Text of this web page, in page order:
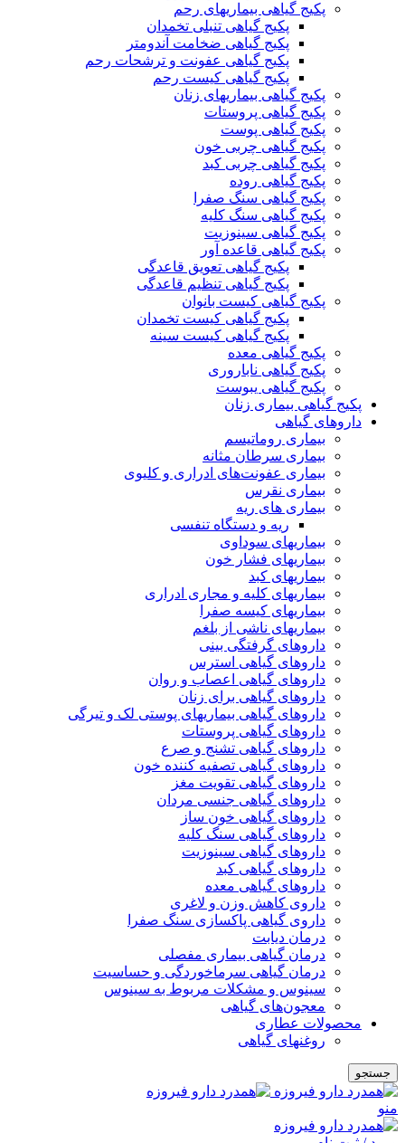
پکیج گیاهی بیماریهای رحم
پکیج گیاهی تنبلی تخمدان
پکیج گیاهی ضخامت آندومتر
پکیج گیاهی عفونت و ترشحات رحم
پکیج گیاهی کیست رحم
پکیج گیاهی بیماریهای زنان
پکیج گیاهی پروستات
پکیج گیاهی پوست
پکیج گیاهی چربی خون
پکیج گیاهی چربی کبد
پکیج گیاهی روده
پکیج گیاهی سنگ صفرا
پکیج گیاهی سنگ کلیه
پکیج گیاهی سینوزیت
پکیج گیاهی قاعده آور
پکیج گیاهی تعویق قاعدگی
پکیج گیاهی تنظیم قاعدگی
پکیج گیاهی کیست بانوان
پکیج گیاهی کیست تخمدان
پکیج گیاهی کیست سینه
پکیج گیاهی معده
پکیج گیاهی ناباروری
پکیج گیاهی یبوست
پکیج گیاهی بیماری زنان
داروهای گیاهی
بیماری روماتیسم
بیماری سرطان مثانه
بیماری عفونت‌های ادراری و کلیوی
بیماری نقرس
بیماری های ریه
ریه و دستگاه تنفسی
بیماریهای سوداوی
بیماریهای فشار خون
بیماریهای کبد
بیماریهای کلیه و مجاری ادراری
بیماریهای کیسه صفرا
بیماریهای ناشی از بلغم
داروهای گرفتگی بینی
داروهای گیاهی استرس
داروهای گیاهی اعصاب و روان
داروهای گیاهی برای زنان
داروهای گیاهی بیماریهای پوستی لک و تیرگی
داروهای گیاهی پروستات
داروهای گیاهی تشنج و صرع
داروهای گیاهی تصفیه کننده خون
داروهای گیاهی تقویت مغز
داروهای گیاهی جنسی مردان
داروهای گیاهی خون ساز
داروهای گیاهی سنگ کلیه
داروهای گیاهی سینوزیت
داروهای گیاهی کبد
داروهای گیاهی معده
داروی کاهش وزن و لاغری
داروی گیاهی پاکسازی سنگ صفرا
درمان دیابت
درمان گیاهی بیماری مفصلی
درمان گیاهی سرماخوردگی و حساسیت
سینوس و مشکلات مربوط به سینوس
معجون‌های گیاهی
محصولات عطاری
روغنهای گیاهی
جستجو
منو